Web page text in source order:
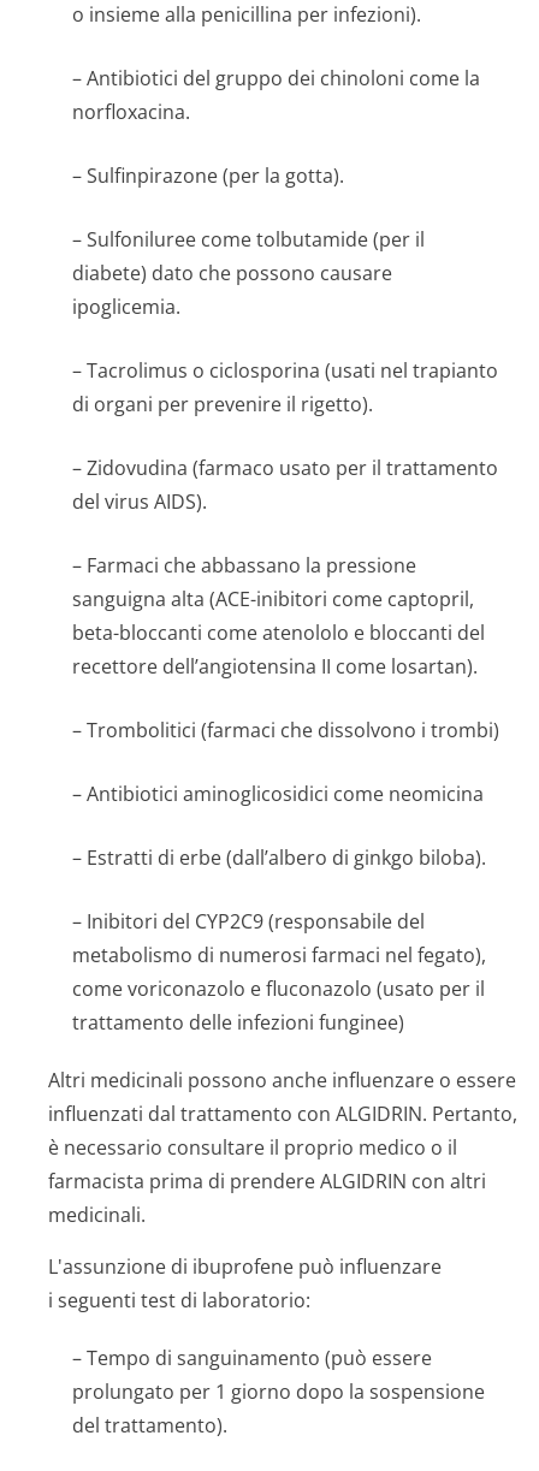
o insieme alla penicillina per infezioni).
– Antibiotici del gruppo dei chinoloni come la
norfloxacina.
– Sulfinpirazone (per la gotta).
– Sulfoniluree come tolbutamide (per il
diabete) dato che possono causare
ipoglicemia.
– Tacrolimus o ciclosporina (usati nel trapianto
di organi per prevenire il rigetto).
– Zidovudina (farmaco usato per il trattamento
del virus AIDS).
– Farmaci che abbassano la pressione
sanguigna alta (ACE-inibitori come captopril,
beta-bloccanti come atenololo e bloccanti del
recettore dell’angiotensina II come losartan).
– Trombolitici (farmaci che dissolvono i trombi)
– Antibiotici aminoglicosidici come neomicina
– Estratti di erbe (dall’albero di ginkgo biloba).
– Inibitori del CYP2C9 (responsabile del
metabolismo di numerosi farmaci nel fegato),
come voriconazolo e fluconazolo (usato per il
trattamento delle infezioni funginee)
Altri medicinali possono anche influenzare o essere
influenzati dal trattamento con ALGIDRIN. Pertanto,
è necessario consultare il proprio medico o il
farmacista prima di prendere ALGIDRIN con altri
medicinali.
L'assunzione di ibuprofene può influenzare
i seguenti test di laboratorio:
– Tempo di sanguinamento (può essere
prolungato per 1 giorno dopo la sospensione
del trattamento).